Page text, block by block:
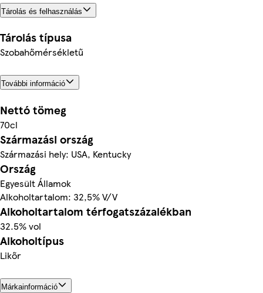
Tárolás és felhasználás
Tárolás típusa
Szobahőmérsékletű
További információ
Nettó tömeg
70cl
Származási ország
Származási hely: USA, Kentucky
Ország
Egyesült Államok
Alkoholtartalom: 32,5% V/V
Alkoholtartalom térfogatszázalékban
32.5% vol
Alkoholtípus
Likőr
Márkainformáció